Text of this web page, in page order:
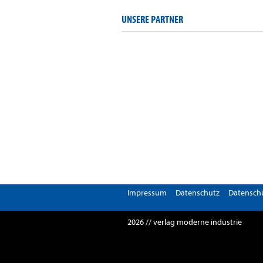
UNSERE PARTNER
Impressum Datenschutz
2026 // verlag moderne industrie